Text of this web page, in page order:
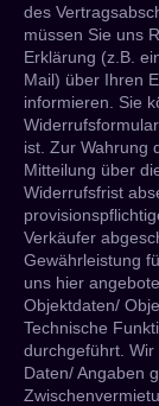
des
müssen Sie uns
Erklärung (z.B.
Mail) über Ihren
informieren. Sie
ist. Zur Wahrung
Mitteilung über
Widerrufsfrist
Verkäufer
Gewährleistung
uns hier
Objektdaten/
Technische
durchgeführt.
Daten/ Angaben